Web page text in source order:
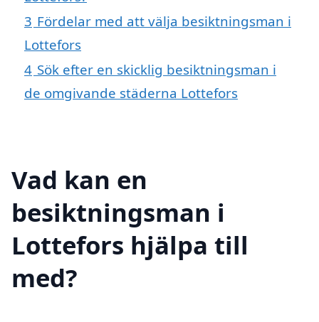
3 Fördelar med att välja besiktningsman i
Lottefors
4 Sök efter en skicklig besiktningsman i
de omgivande städerna Lottefors
Vad kan en
besiktningsman i
Lottefors hjälpa till
med?